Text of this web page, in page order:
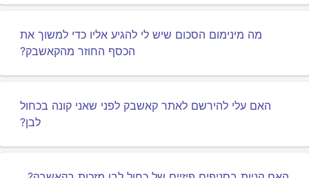
מה מינימום הסכום שיש לי להגיע אליו כדי למשוך את
הכסף החוזר מהקאשבק?
האם עלי להירשם לאתר קאשבק לפני שאני קונה בכחול
לבן?